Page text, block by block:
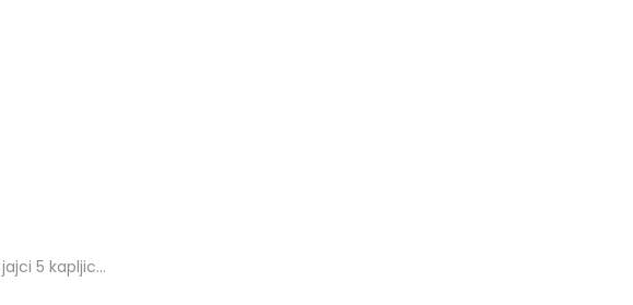
5 kapljic…